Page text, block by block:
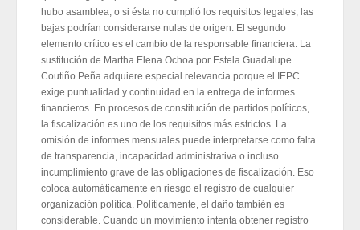
hubo asamblea, o si ésta no cumplió los requisitos legales, las
bajas podrían considerarse nulas de origen. El segundo
elemento crítico es el cambio de la responsable financiera. La
sustitución de Martha Elena Ochoa por Estela Guadalupe
Coutiño Peña adquiere especial relevancia porque el IEPC
exige puntualidad y continuidad en la entrega de informes
financieros. En procesos de constitución de partidos políticos,
la fiscalización es uno de los requisitos más estrictos. La
omisión de informes mensuales puede interpretarse como falta
de transparencia, incapacidad administrativa o incluso
incumplimiento grave de las obligaciones de fiscalización. Eso
coloca automáticamente en riesgo el registro de cualquier
organización política. Políticamente, el daño también es
considerable. Cuando un movimiento intenta obtener registro